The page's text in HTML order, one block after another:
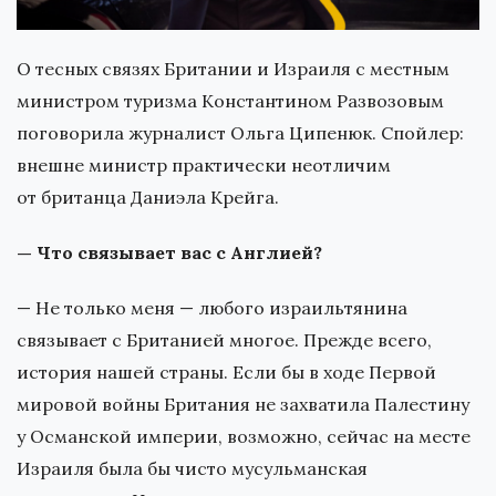
О тесных связях Британии и Израиля с местным
министром туризма Константином Развозовым
поговорила журналист Ольга Ципенюк. Спойлер:
внешне министр практически неотличим
от британца Даниэла Крейга.
— Что связывает вас с Англией?
— Не только меня — любого израильтянина
связывает с Британией многое. Прежде всего,
история нашей страны. Если бы в ходе Первой
мировой войны Британия не захватила Палестину
у Османской империи, возможно, сейчас на месте
Израиля была бы чисто мусульманская